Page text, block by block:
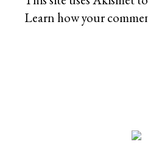
Learn how your